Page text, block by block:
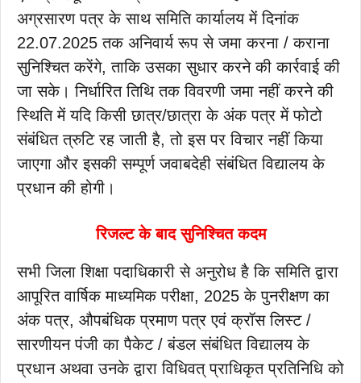
अग्रसारण पत्र के साथ समिति कार्यालय में दिनांक
22.07.2025 तक अनिवार्य रूप से जमा करना / कराना
सुनिश्चित करेंगे, ताकि उसका सुधार करने की कार्रवाई की
जा सके। निर्धारित तिथि तक विवरणी जमा नहीं करने की
स्थिति में यदि किसी छात्र/छात्रा के अंक पत्र में फोटो
संबंधित त्रुटि रह जाती है, तो इस पर विचार नहीं किया
जाएगा और इसकी सम्पूर्ण जवाबदेही संबंधित विद्यालय के
प्रधान की होगी।
रिजल्ट के बाद सुनिश्चित कदम
सभी जिला शिक्षा पदाधिकारी से अनुरोध है कि समिति द्वारा
आपूरित वार्षिक माध्यमिक परीक्षा, 2025 के पुनरीक्षण का
अंक पत्र, औपबंधिक प्रमाण पत्र एवं क्रॉस लिस्ट /
सारणीयन पंजी का पैकेट / बंडल संबंधित विद्यालय के
प्रधान अथवा उनके द्वारा विधिवत् प्राधिकृत प्रतिनिधि को